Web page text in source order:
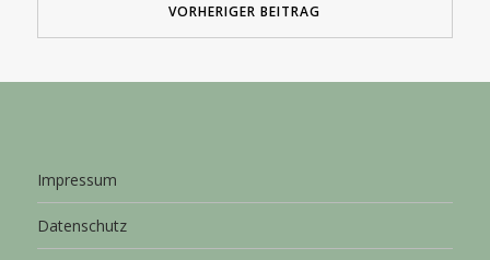
VORHERIGER BEITRAG
Impressum
Datenschutz